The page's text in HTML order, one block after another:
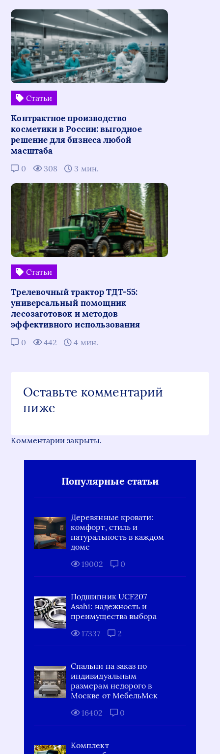
Статьи
Контрактное производство
косметики в России: выгодное
решение для бизнеса любой
масштаба
0 308 3 мин.
Статьи
Трелевочный трактор ТДТ-55:
универсальный помощник
лесозаготовок и методов
эффективного использования
0 442 4 мин.
Оставьте комментарий
ниже
Комментарии закрыты.
Популярные статьи
Деревянные кровати:
комфорт, стиль и
натуральность в каждом
доме
19002
0
Подшипник UCF207
Asahi: надежность и
преимущества выбора
17337
2
Спальни на заказ по
индивидуальным
размерам недорого в
Москве от МебельМск
16402
0
Комплект